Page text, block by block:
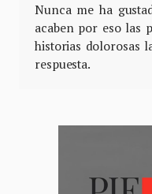
Nunca me ha
acaben por eso las
historias dolorosas
respuesta.